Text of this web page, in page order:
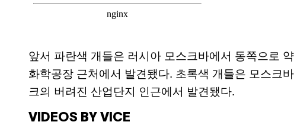
앞서 파란색 개들은 러시아 모스크바에서 동쪽으로
화학공장 근처에서 발견됐다. 초록색 개들은 모스크
크의 버려진 산업단지 인근에서 발견됐다.
VIDEOS BY VICE